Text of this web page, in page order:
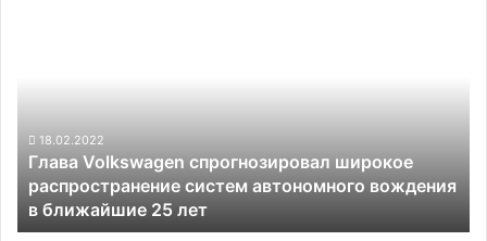
автономного
вождения
ближайшие
25
18.02.2022
Глава Volkswagen спрогнозировал широкое
распространение систем автономного вождения
в ближайшие 25 лет